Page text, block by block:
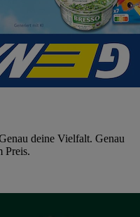
deine Vielfalt. Genau
Preis.